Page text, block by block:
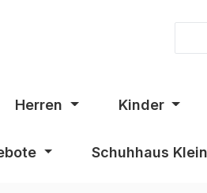
Herren Kinder
Schuhhaus